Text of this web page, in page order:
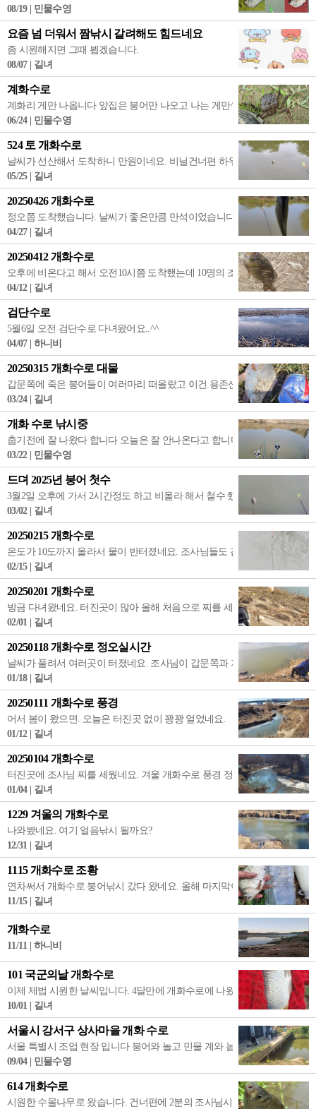
08/19 | 민물수영
요즘 넘 더워서 짬낚시 갈려해도 힘드네요
좀 시원해지면 그때 뵙겠습니다.
08/07 | 길녀
계화수로
계화리 게만 나옵니다 앞집은 붕어만 나오고 나는 게만^^ 지나다 들리는
06/24 | 민물수영
524 토 개화수로
날씨가 선산해서 도착하니 만원이네요. 비닐건너편 하우스옆에서 공략.
05/25 | 길녀
20250426 개화수로
정오쯤 도착했습니다. 날씨가 좋은만큼 만석이었습니다. 바람이 불어서
04/27 | 길녀
20250412 개화수로
오후에 비온다고 해서 오전10시쯤 도착했는데 10명의 조사님이 세월을
04/12 | 길녀
검단수로
5월6일 오전 검단수로 다녀왔어요..^^
04/07 | 하니비
20250315 개화수로 대물
갑문쪽에 죽은 붕어들이 여러마리 떠올랐고 이건.용존산소량이 희박한건
03/24 | 길녀
개화 수로 낚시중
춥기전에 잘 나왔다 합니다 오늘은 잘 안나온다고 합니다 혹시 길녀님 계
03/22 | 민물수영
드뎌 2025년 붕어 첫수
3월2일 오후에 가서 2시간정도 하고 비올라 해서 철수 했네요. 드뎌 2025
03/02 | 길녀
20250215 개화수로
온도가 10도까지 올라서 물이 반터졌네요. 조사님들도 갑문에 5명이나 찌
02/15 | 길녀
20250201 개화수로
방금 다녀왔네요. 터진곳이 많아 올해 처음으로 찌를 세워봤네요.. 붕들을
02/01 | 길녀
20250118 개화수로 정오실시간
날씨가 풀려서 여러곳이 터졌네요. 조사님이 갑문쪽과 저멀리 코너쪽에서
01/18 | 길녀
20250111 개화수로 풍경
어서 봄이 왔으면. 오늘은 터진곳 없이 꽝꽝 얼었네요.
01/12 | 길녀
20250104 개화수로
터진곳에 조사님 찌를 세웠네요. 겨울 개화수로 풍경 정겹네요.
01/04 | 길녀
1229 겨울의 개화수로
나와봤네요. 여기 얼음낚시 될까요?
12/31 | 길녀
1115 개화수로 조황
연차써서 개화수로 붕어낚시 갔다 왔네요. 올해 마지막이 될지...., 손맛 많
11/15 | 길녀
개화수로
11/11 | 하니비
101 국군의날 개화수로
이제 제법 시원한 날씨입니다. 4달만에 개화수로에 나왔습니다. 풍경갑니
10/01 | 길녀
서울시 강서구 상사마을 개화 수로
서울 특별시 조업 현장 입니다 붕어와 놀고 민물 계와 놉니다 역시 모임은
09/04 | 민물수영
614 개화수로
시원한 수몰나무로 왔습니다. 건너편에 2분의 조사님시 즐낚하십니다. 시